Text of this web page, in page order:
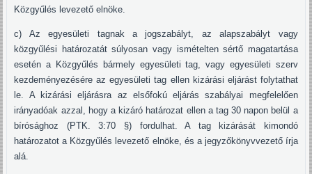
Közgyűlés levezető elnöke.
c) Az egyesületi tagnak a jogszabályt, az alapszabályt vagy
közgyűlési határozatát súlyosan vagy ismételten sértő magatartása
esetén a Közgyűlés bármely egyesületi tag, vagy egyesületi szerv
kezdeményezésére az egyesületi tag ellen kizárási eljárást folytathat
le. A kizárási eljárásra az elsőfokú eljárás szabályai megfelelően
irányadóak azzal, hogy a kizáró határozat ellen a tag 30 napon belül a
bírósághoz (PTK. 3:70 §) fordulhat. A tag kizárását kimondó
határozatot a Közgyűlés levezető elnöke, és a jegyzőkönyvvezető írja
alá.